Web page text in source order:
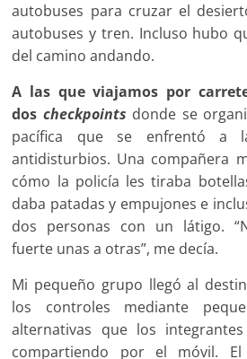
autobuses para cruzar el
autobuses y tren. Incluso hubo
del camino andando.
A las que viajamos por
dos checkpoints donde se
pacífica que se enfrentó a
antidisturbios. Una compañera
cómo la policía les tiraba
daba patadas y empujones e
dos personas con un látigo.
fuerte unas a otras”, me decía.
Mi pequeño grupo llegó al
los controles mediante
alternativas que los
compartiendo por el móvil.